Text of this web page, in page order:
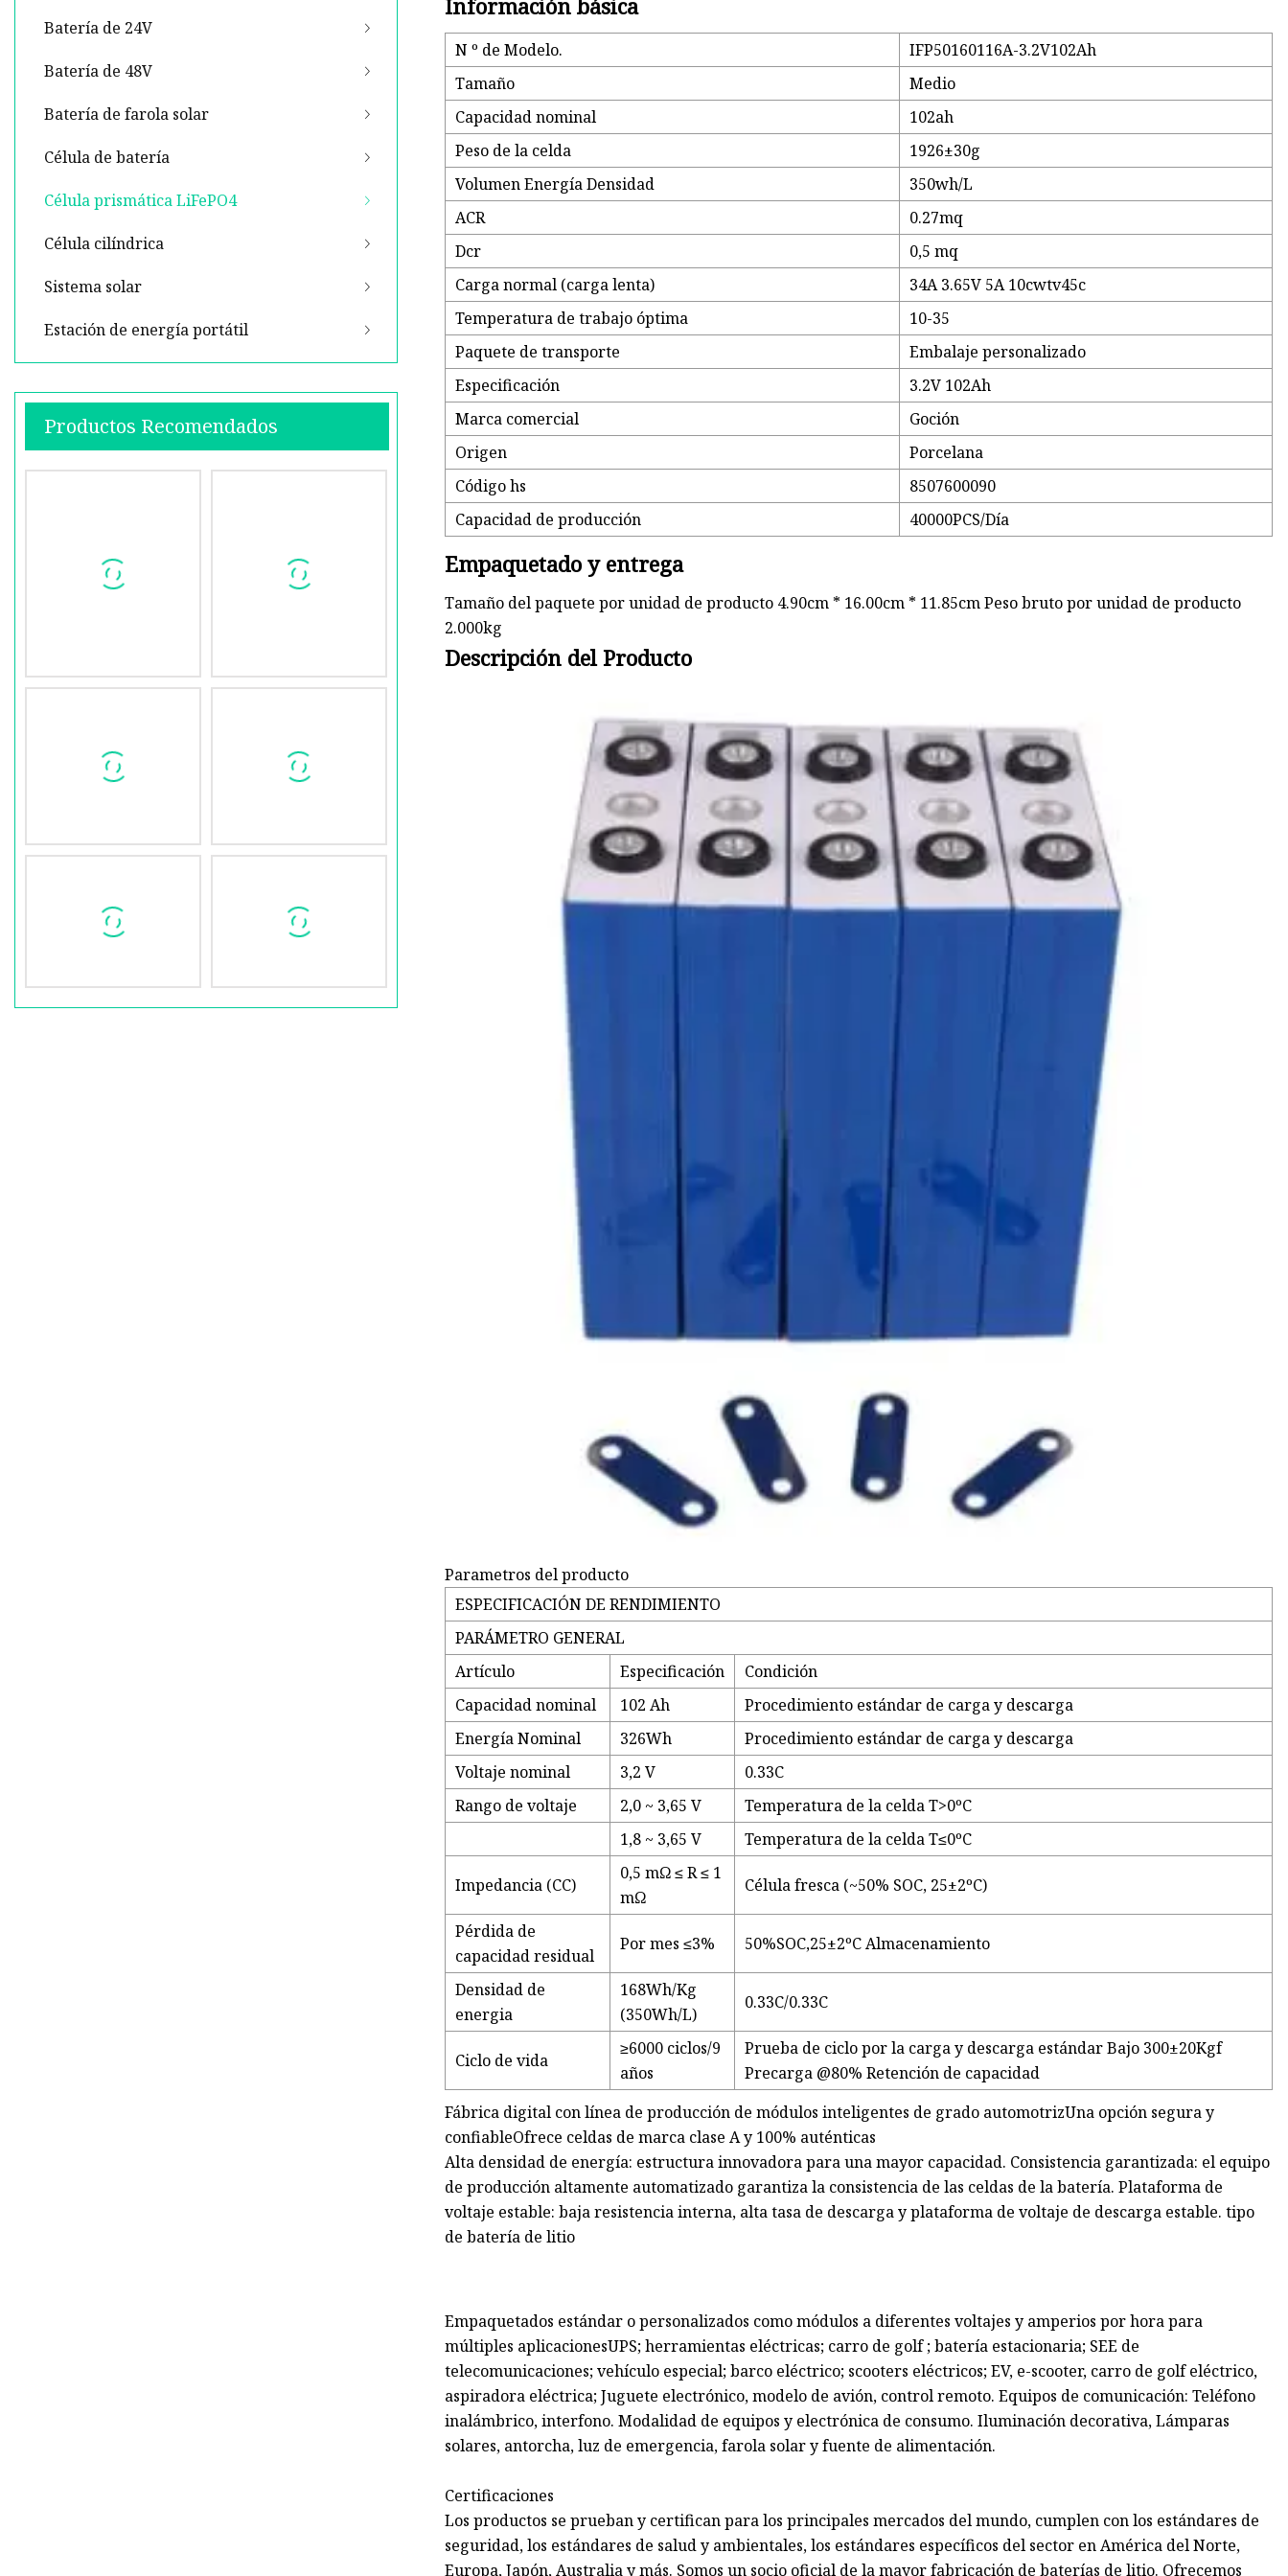
Batería de 24V
Batería de 48V
Batería de farola solar
Célula de batería
Célula prismática LiFePO4
Célula cilíndrica
Sistema solar
Estación de energía portátil
Productos Recomendados
Información básica
N º de Modelo.
IFP50160116A-3.2V102Ah
Tamaño
Medio
Capacidad nominal
102ah
Peso de la celda
1926±30g
Volumen Energía Densidad
350wh/L
ACR
0.27mq
Dcr
0,5 mq
Carga normal (carga lenta)
34A 3.65V 5A 10cwtv45c
Temperatura de trabajo óptima
10-35
Paquete de transporte
Embalaje personalizado
Especificación
3.2V 102Ah
Marca comercial
Goción
Origen
Porcelana
Código hs
8507600090
Capacidad de producción
40000PCS/Día
Empaquetado y entrega
Tamaño del paquete por unidad de producto 4.90cm * 16.00cm * 11.85cm Peso bruto por unidad de producto
2.000kg
Descripción del Producto
Parametros del producto
ESPECIFICACIÓN DE RENDIMIENTO
PARÁMETRO GENERAL
Artículo
Especificación
Condición
Capacidad nominal
102 Ah
Procedimiento estándar de carga y descarga
Energía Nominal
326Wh
Procedimiento estándar de carga y descarga
Voltaje nominal
3,2 V
0.33C
Rango de voltaje
2,0 ~ 3,65 V
Temperatura de la celda T>0ºC
1,8 ~ 3,65 V
Temperatura de la celda T≤0ºC
Impedancia (CC)
0,5 mΩ ≤ R ≤ 1
mΩ
Célula fresca (~50% SOC, 25±2ºC)
Pérdida de
capacidad residual
Por mes ≤3% 50%SOC,25±2ºC Almacenamiento
Densidad de
energia
168Wh/Kg
(350Wh/L)
0.33C/0.33C
Ciclo de vida
≥6000 ciclos/9
años
Prueba de ciclo por la carga y descarga estándar Bajo 300±20Kgf
Precarga @80% Retención de capacidad
Fábrica digital con línea de producción de módulos inteligentes de grado automotrizUna opción segura y
confiableOfrece celdas de marca clase A y 100% auténticas
Alta densidad de energía: estructura innovadora para una mayor capacidad. Consistencia garantizada: el equipo
de producción altamente automatizado garantiza la consistencia de las celdas de la batería. Plataforma de
voltaje estable: baja resistencia interna, alta tasa de descarga y plataforma de voltaje de descarga estable. tipo
de batería de litio
Empaquetados estándar o personalizados como módulos a diferentes voltajes y amperios por hora para
múltiples aplicacionesUPS; herramientas eléctricas; carro de golf ; batería estacionaria; SEE de
telecomunicaciones; vehículo especial; barco eléctrico; scooters eléctricos; EV, e-scooter, carro de golf eléctrico,
aspiradora eléctrica; Juguete electrónico, modelo de avión, control remoto. Equipos de comunicación: Teléfono
inalámbrico, interfono. Modalidad de equipos y electrónica de consumo. Iluminación decorativa, Lámparas
solares, antorcha, luz de emergencia, farola solar y fuente de alimentación.
Certificaciones
Los productos se prueban y certifican para los principales mercados del mundo, cumplen con los estándares de
seguridad, los estándares de salud y ambientales, los estándares específicos del sector en América del Norte,
Europa, Japón, Australia y más. Somos un socio oficial de la mayor fabricación de baterías de litio. Ofrecemos